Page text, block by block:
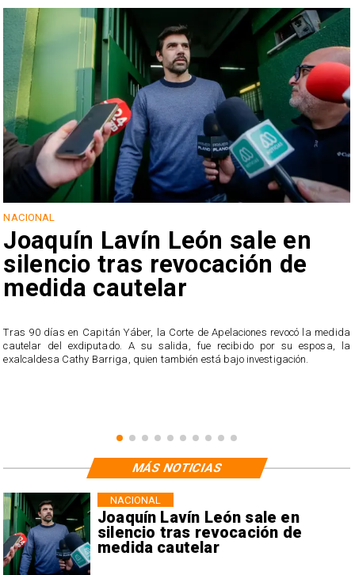
NACIONAL
Joaquín Lavín León sale en
silencio tras revocación de
medida cautelar
Tras 90 días en Capitán Yáber, la Corte de Apelaciones revocó la medida
cautelar del exdiputado. A su salida, fue recibido por su esposa, la
exalcaldesa Cathy Barriga, quien también está bajo investigación.
Joaquín Lavín León sale en
silencio tras revocación de
medida cautelar
NACIONAL
MÁS NOTICIAS